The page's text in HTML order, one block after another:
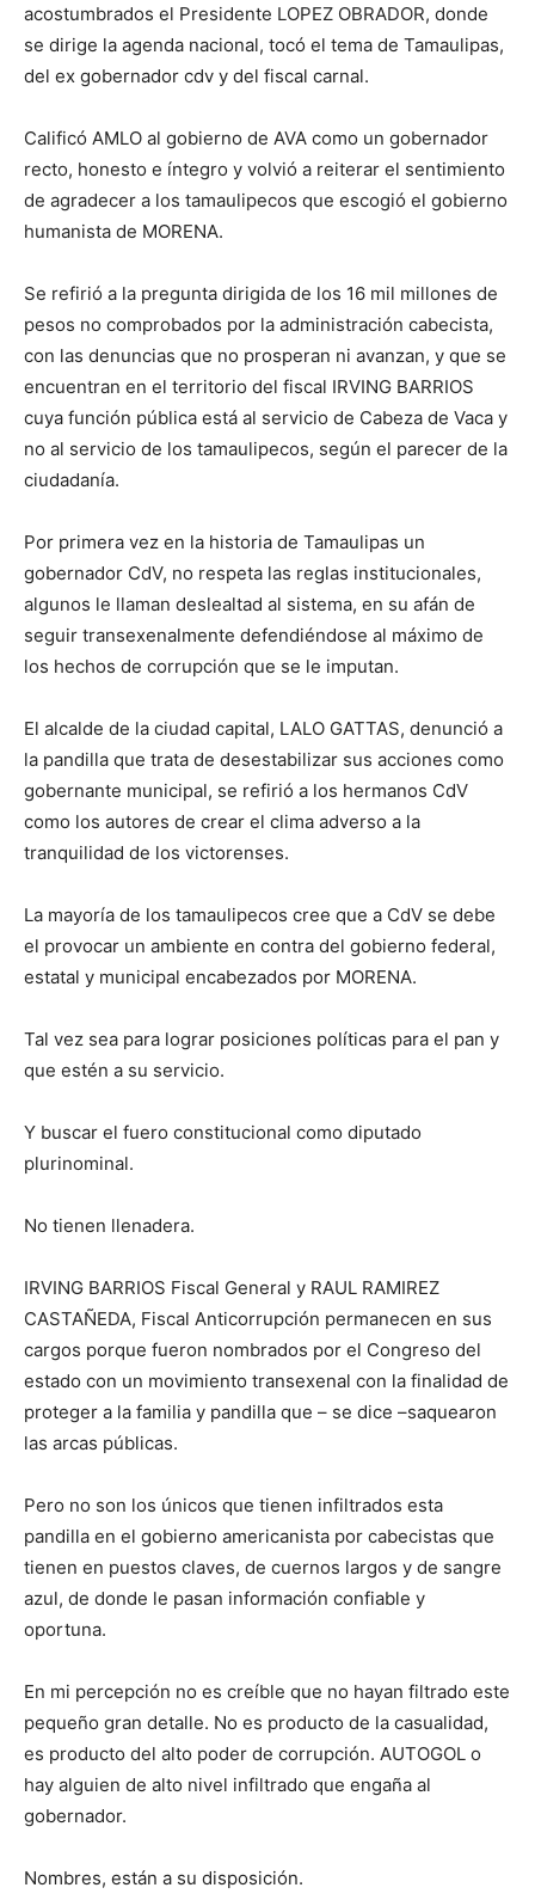
acostumbrados el Presidente LOPEZ OBRADOR, donde
se dirige la agenda nacional, tocó el tema de Tamaulipas,
del ex gobernador cdv y del fiscal carnal.
Calificó AMLO al gobierno de AVA como un gobernador
recto, honesto e íntegro y volvió a reiterar el sentimiento
de agradecer a los tamaulipecos que escogió el gobierno
humanista de MORENA.
Se refirió a la pregunta dirigida de los 16 mil millones de
pesos no comprobados por la administración cabecista,
con las denuncias que no prosperan ni avanzan, y que se
encuentran en el territorio del fiscal IRVING BARRIOS
cuya función pública está al servicio de Cabeza de Vaca y
no al servicio de los tamaulipecos, según el parecer de la
ciudadanía.
Por primera vez en la historia de Tamaulipas un
gobernador CdV, no respeta las reglas institucionales,
algunos le llaman deslealtad al sistema, en su afán de
seguir transexenalmente defendiéndose al máximo de
los hechos de corrupción que se le imputan.
El alcalde de la ciudad capital, LALO GATTAS, denunció a
la pandilla que trata de desestabilizar sus acciones como
gobernante municipal, se refirió a los hermanos CdV
como los autores de crear el clima adverso a la
tranquilidad de los victorenses.
La mayoría de los tamaulipecos cree que a CdV se debe
el provocar un ambiente en contra del gobierno federal,
estatal y municipal encabezados por MORENA.
Tal vez sea para lograr posiciones políticas para el pan y
que estén a su servicio.
Y buscar el fuero constitucional como diputado
plurinominal.
No tienen llenadera.
IRVING BARRIOS Fiscal General y RAUL RAMIREZ
CASTAÑEDA, Fiscal Anticorrupción permanecen en sus
cargos porque fueron nombrados por el Congreso del
estado con un movimiento transexenal con la finalidad de
proteger a la familia y pandilla que – se dice –saquearon
las arcas públicas.
Pero no son los únicos que tienen infiltrados esta
pandilla en el gobierno americanista por cabecistas que
tienen en puestos claves, de cuernos largos y de sangre
azul, de donde le pasan información confiable y
oportuna.
En mi percepción no es creíble que no hayan filtrado este
pequeño gran detalle. No es producto de la casualidad,
es producto del alto poder de corrupción. AUTOGOL o
hay alguien de alto nivel infiltrado que engaña al
gobernador.
Nombres, están a su disposición.